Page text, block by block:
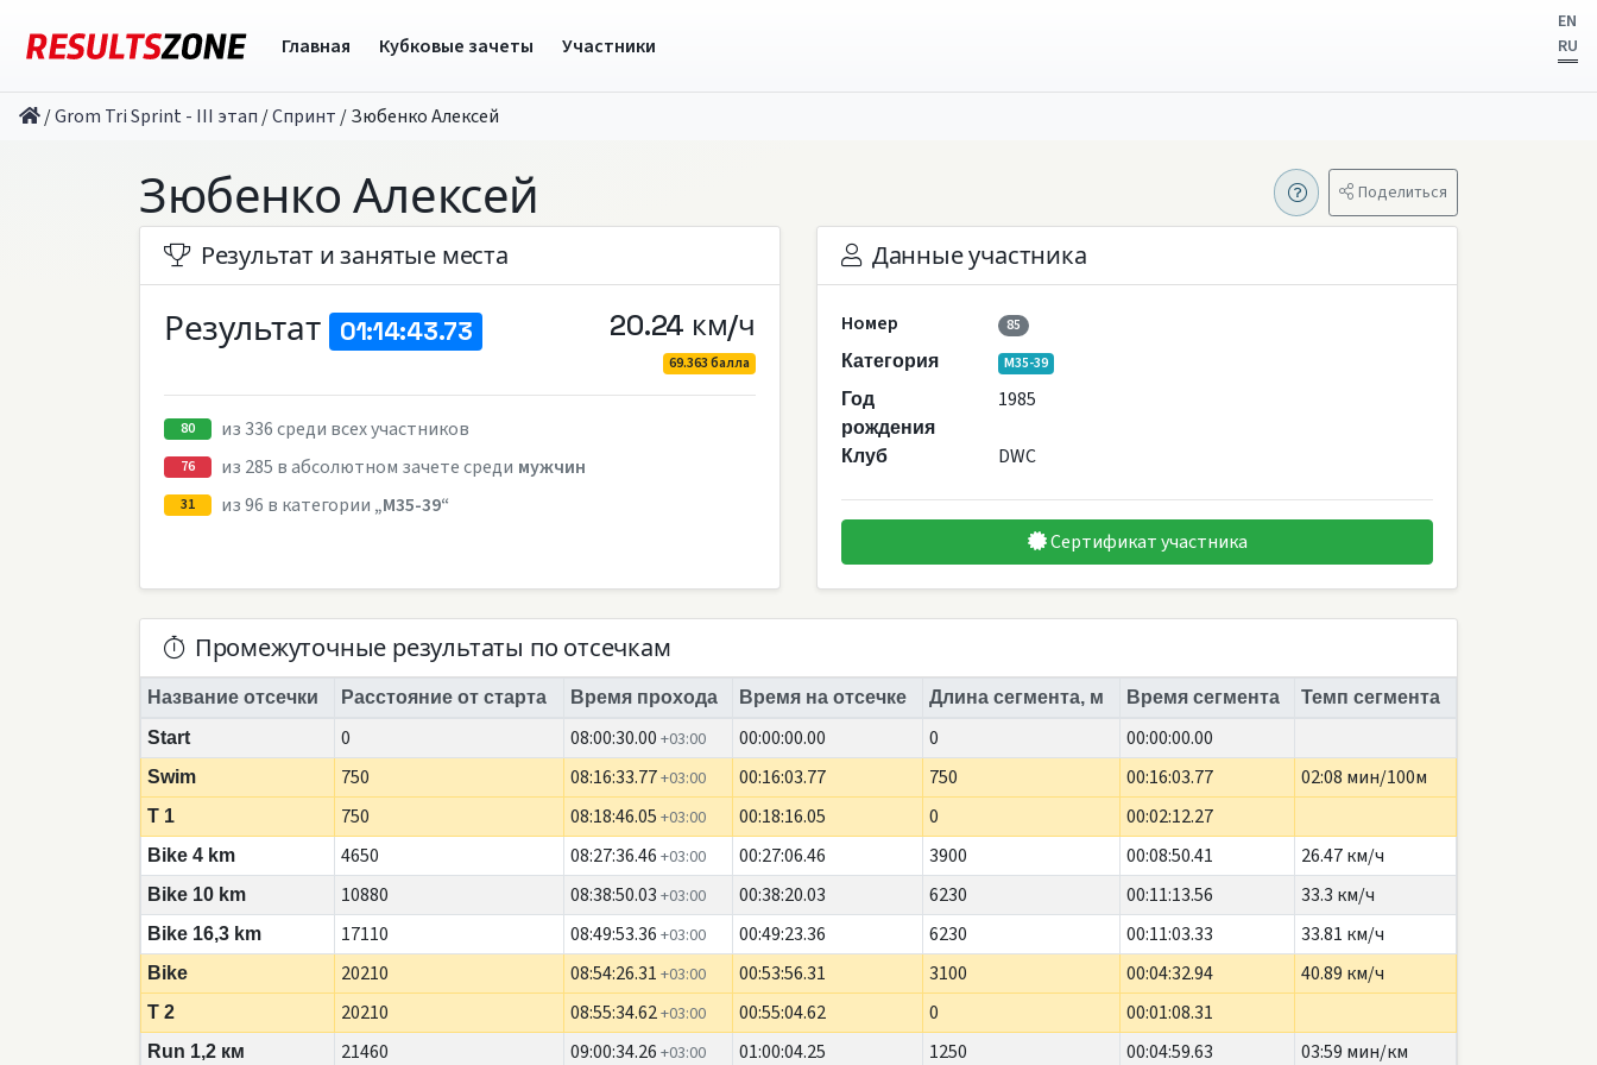
Главная Кубковые зачеты Участники
EN
RU
/Grom Tri Sprint - III этап /Спринт /Зюбенко Алексей
Зюбенко Алексей Поделиться
Результат и занятые места
Результат 01:14:43.73 20.24 км/ч
69.363 балла
80 из 336 среди всех участников
76 из 285 в абсолютном зачете среди мужчин
31 из 96 в категории „M35-39“
Данные участника
Номер
85
Категория
M35-39
Год
рождения
1985
Клуб DWC
Сертификат участника
Промежуточные результаты по отсечкам
Название отсечки Расстояние от старта Время прохода Время на отсечке Длина сегмента, м Время сегмента
Темп сегмента
Start
0 08:00:30.00 +03:00 00:00:00.00 0 00:00:00.00
Swim 750 08:16:33.77+03:00 00:16:03.77 750 00:16:03.77 02:08 мин/100м
T 1 750 08:18:46.05 +03:00 00:18:16.05 0 00:02:12.27
Bike 4 km 4650 08:27:36.46 +03:00 00:27:06.46 3900 00:08:50.41 26.47 км/ч
Bike 10 km 10880 08:38:50.03 +03:00 00:38:20.03 6230 00:11:13.56 33.3 км/ч
Bike 16,3 km 17110 08:49:53.36 +03:00 00:49:23.36 6230 00:11:03.33 33.81 км/ч
Bike 20210 08:54:26.31 +03:00 00:53:56.31 3100 00:04:32.94 40.89 км/ч
T 2 20210 08:55:34.62+03:00 00:55:04.62 0 00:01:08.31
Run 1,2 км 21460 09:00:34.26 +03:00 01:00:04.25 1250 00:04:59.63 03:59 мин/км